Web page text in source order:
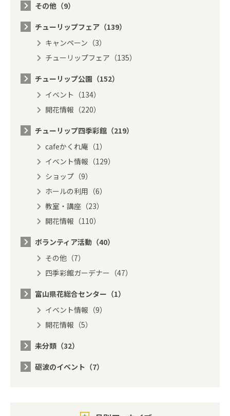
その他（9）
チューリップフェア（139）
キャンペーン（3）
チューリップフェア（135）
チューリップ公園（152）
イベント（134）
開花情報（220）
チューリップ四季彩館（219）
cafeかくれ庵（1）
イベント情報（129）
ショップ（9）
ホールの利用（6）
教室・講座（23）
開花情報（110）
ボランティア活動（40）
その他（7）
四季彩館ガーデナー（47）
富山県花総合センター（1）
イベント情報（9）
開花情報（5）
未分類（32）
砺波のイベント（7）